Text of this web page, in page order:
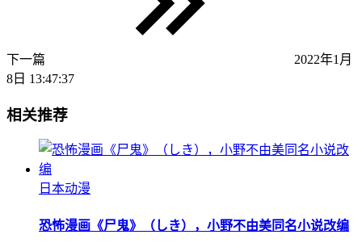
下一篇
2022年1月
8日 13:47:37
相关推荐
日本动漫
恐怖漫画《尸鬼》（しき），小野不由美同名小说改编